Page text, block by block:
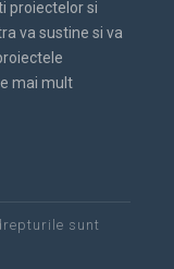
proiectelor si
va sustine si va
mai mult
sunt